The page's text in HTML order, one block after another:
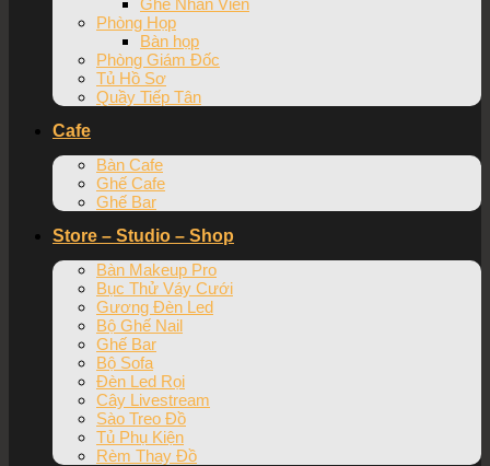
Ghế Nhân Viên
Phòng Họp
Bàn họp
Phòng Giám Đốc
Tủ Hồ Sơ
Quầy Tiếp Tân
Cafe
Bàn Cafe
Ghế Cafe
Ghế Bar
Store – Studio – Shop
Bàn Makeup Pro
Bục Thử Váy Cưới
Gương Đèn Led
Bộ Ghế Nail
Ghế Bar
Bộ Sofa
Đèn Led Rọi
Cây Livestream
Sào Treo Đồ
Tủ Phụ Kiện
Rèm Thay Đồ